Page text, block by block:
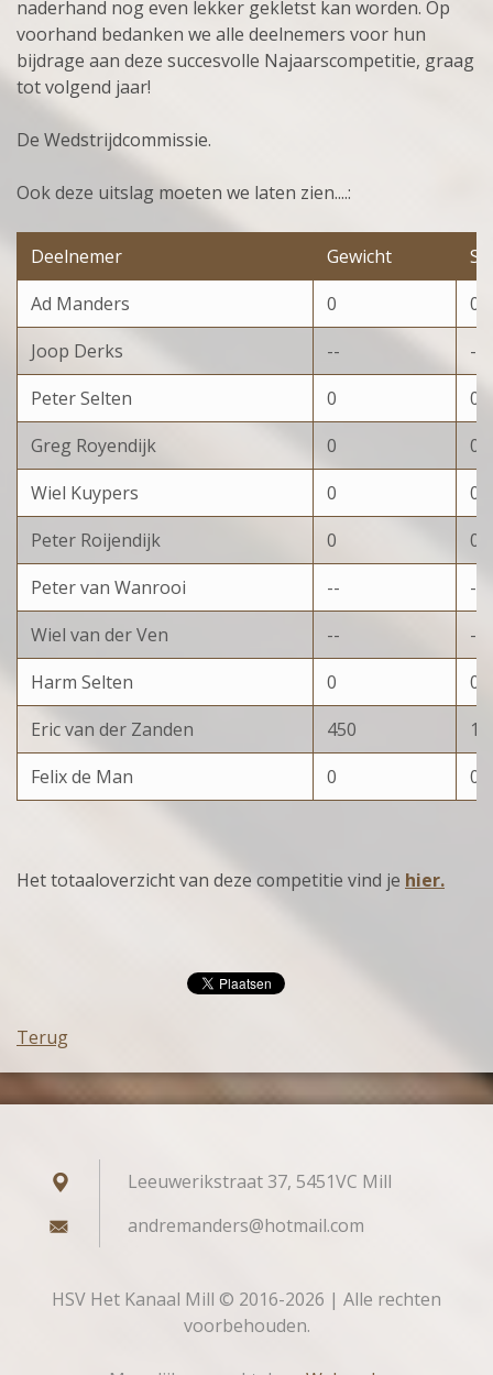
naderhand nog even lekker gekletst kan worden. Op
voorhand bedanken we alle deelnemers voor hun
bijdrage aan deze succesvolle Najaarscompetitie, graag
tot volgend jaar!
De Wedstrijdcommissie.
Ook deze uitslag moeten we laten zien....:
Deelnemer Gewicht
Ad Manders
0
0
Joop Derks
--
--
Peter Selten
0
0
Greg Royendijk
0
0
Wiel Kuypers
0
0
Peter Roijendijk
0
0
Peter van Wanrooi
--
--
Wiel van der Ven
--
--
Harm Selten
0
0
Eric van der Zanden
450
10
Felix de Man
0 0
Het totaaloverzicht van deze competitie vind je hier.
Terug
Leeuwerikstraat 37, 5451VC Mill
andremanders@hotmail.com
HSV Het Kanaal Mill © 2016-2026 | Alle rechten
voorbehouden.